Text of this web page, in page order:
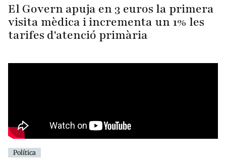
El Govern apuja en 3 euros la primera
visita mèdica i incrementa un 1% les
tarifes d'atenció primària
Política